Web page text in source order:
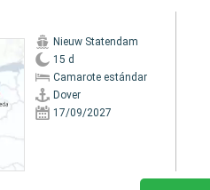
Nieuw Statendam
15 d
Camarote estándar
Dover
17/09/2027